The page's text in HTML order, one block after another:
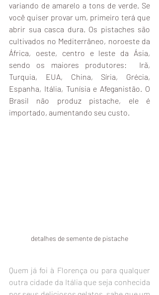
variando de amarelo a tons de verde. Se
você quiser provar um, primeiro terá que
abrir sua casca dura. Os pistaches são
cultivados no Mediterrâneo, noroeste da
África, oeste, centro e leste da Ásia,
sendo os maiores produtores:  Irã,
Turquia, EUA, China, Síria, Grécia,
Espanha, Itália, Tunísia e Afeganistão. O
Brasil não produz pistache, ele é
importado, aumentando seu custo.
detalhes de semente de pistache
Quem já foi à Florença ou para qualquer
outra cidade da Itália que seja conhecida